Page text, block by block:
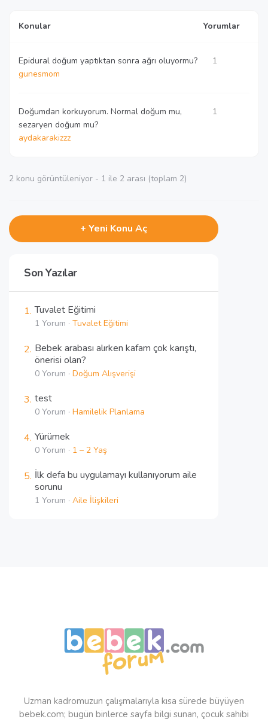
Konular Yorumlar
Epidural doğum yaptıktan sonra ağrı oluyormu?
gunesmom
1
Doğumdan korkuyorum. Normal doğum mu,
sezaryen doğum mu?
aydakarakizzz
1
2 konu görüntüleniyor - 1 ile 2 arası (toplam 2)
+ Yeni Konu Aç
Son Yazılar
Tuvalet Eğitimi
1 Yorum · Tuvalet Eğitimi
Bebek arabası alırken kafam çok karıştı,
önerisi olan?
0 Yorum · Doğum Alışverişi
test
0 Yorum · Hamilelik Planlama
Yürümek
0 Yorum · 1 – 2 Yaş
İlk defa bu uygulamayı kullanıyorum aile
sorunu
1 Yorum · Aile İlişkileri
Uzman kadromuzun çalışmalarıyla kısa sürede büyüyen
bebek.com; bugün binlerce sayfa bilgi sunan, çocuk sahibi